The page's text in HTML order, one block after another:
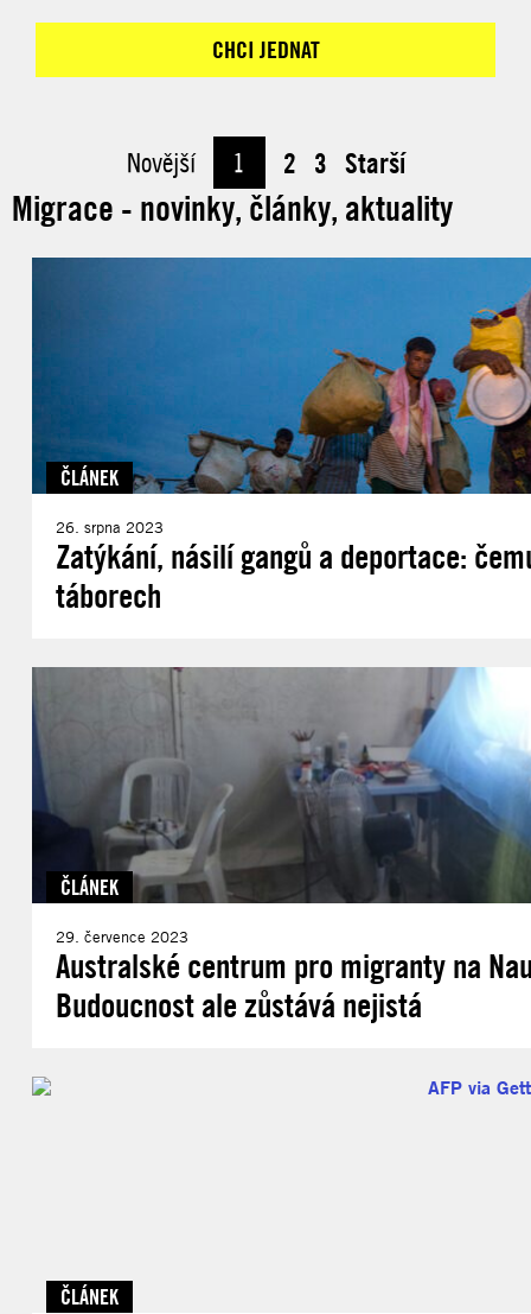
CHCI JEDNAT
Novější 1 2 3 Starší
Migrace - novinky, články, aktuality
ČLÁNEK
26. srpna 2023
Zatýkání, násilí gangů a deportace:
táborech
ČLÁNEK
29. července 2023
Australské centrum pro migranty na
Budoucnost ale zůstává nejistá
ČLÁNEK